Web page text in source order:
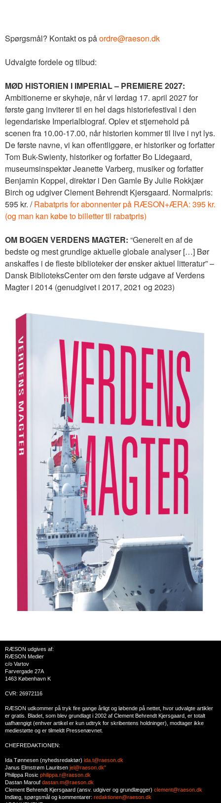
r
e
Spørgsmål? Kontakt os påordre@raeson.dk
Udvalgte fordele og tilbud:
MØD HISTORIEN I IMPERIAL – PREMIERE 2027:
Ambitionerne er skyhøje, når vi lørdag 17. april 2027 for
første gang inviterer til en hel dags historiefestival i den
legendariske Imperialbiograf. Oplev et stjernehold på
scenen fra 10.00-17.00, når historien kommer til live i nyt lys.
De første navne, vi kan offentliggøre, er historiker og forfatter
Tom Buk-Swienty, historiker og forfatter Bo Lidegaard,
museumsinspektør Jeanette Varberg, musiker og forfatter
Benjamin Koppel, direktør i Den Gamle By Julie Rokkjær
Birch og udgiver Clement Behrendt Kjersgaard. Normalpris:
595 kr. /Rabatpris for abonnenter på RÆSON+ÆRA: 395 kr.
(og man kan købe to billetter til rabatpris)
OM BOGEN VERDENS MAGTER: “Generelt en af de
bedste og mest grundige aktuelle globale analyser […] Bør
anskaffes i de fleste biblioteker der ønsker aktuel litteratur” –
Dansk BiblioteksCenter om den første udgave af Verdens
Magter i 2014 (genudgivet i 2017, 2021 og 2023)
RÆSON udgives af:
RÆSON Medier
c/o Vartov
Farvergade 27A
1463 København K
CVR: 26972116
RÆSON udkommer på tryk fire gange årligt og løbende på nettet, hvor udvalgte artikler
er gratis. Bladet, som blev grundlagt i 2002 af Clement Behrendt Kjersgaard, er totalt
uafhængigt (enhver artikel er kun udtryk for skribentens holdninger), modtager ikke
mediestøtte og er tilmeldt Pressenævnet.
CHEFREDAKTIONEN:
Ida Tønnesen (nyhedsredaktør) ida.t@raeson.dk
Janus Elmstrøm Lauritsen jel@raeson.dk"
Philippa Rosic philippa.r@raeson.dk
Dastan Marouf dastan.m@raeson.dk
Clement Behrendt Kjersgaard (ansv. udgiver og grundlægger) clement@raeson.dk
Indlæg, spørgsmål og kommentarer: redaktionen@raeson.dk